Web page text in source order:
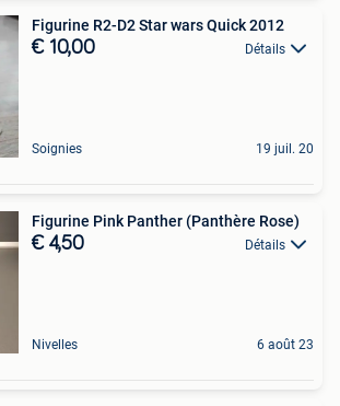
Figurine R2-D2 Star wars Quick 2012
€ 10,00 Détails
Soignies 19 juil. 20
Figurine Pink Panther (Panthère Rose)
€ 4,50 Détails
Nivelles 6 août 23